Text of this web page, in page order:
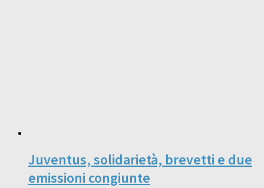
Juventus, solidarietà, brevetti e due
emissioni congiunte